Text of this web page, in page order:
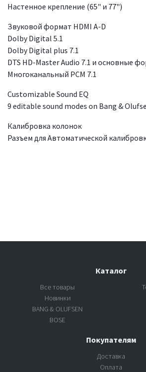
Настенное крепление (65" и 77")
Звуковой формат HDMI A-D
Dolby Digital 5.1
Dolby Digital plus 7.1
DTS HD-Master Audio 7.1 и основные
Многоканальный PCM 7.1
Customizable Sound EQ
9 editable sound modes on Bang &
Калибровка колонок
Разъем для Автоматической
Каталог
Все товары
Новинки
BANG & OLUFSEN
BOSE
Покупателям
Доставка
Оплата